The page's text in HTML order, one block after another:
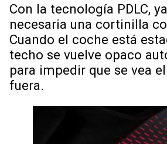
Con la tecnología PDLC,
necesaria una cortinilla
Cuando el coche está
techo se vuelve opaco
para impedir que se vea
fuera.